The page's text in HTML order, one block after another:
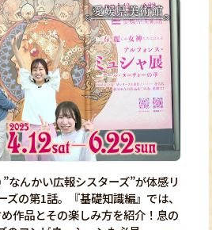
なんかい広報シスターズ”が体感リ
の第1話。『基礎知識編』では、
作品とその楽しみ方を紹介！息の